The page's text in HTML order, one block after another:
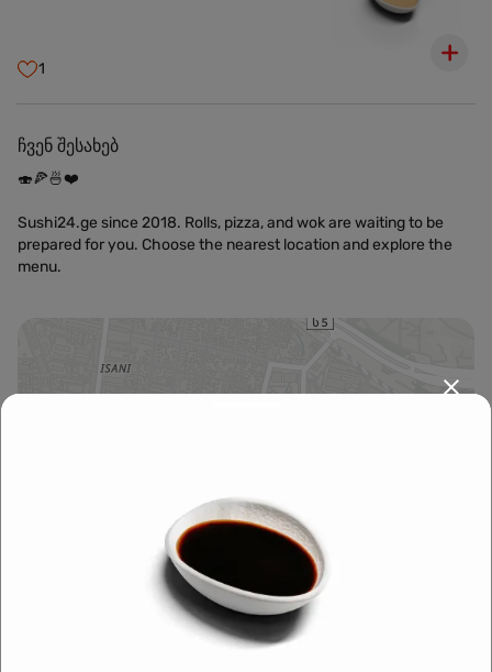
1
ჩვენ შესახებ
🍣🍕🍜❤️
Sushi24.ge since 2018. Rolls, pizza, and wok are waiting to be
prepared for you. Choose the nearest location and explore the
menu.
OpenFreeMap OpenMapTiles
მარშრუტის დაგეგმვა